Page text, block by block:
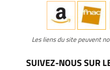
Les liens du site peuvent
SUIVEZ-NOUS SUR